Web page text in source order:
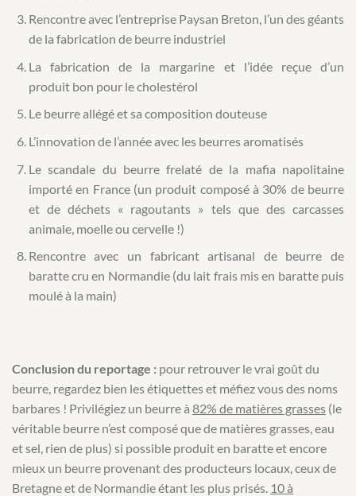
Rencontre avec l’entreprise Paysan Breton, l’un des géants
de la fabrication de beurre industriel
La fabrication de la margarine et l’idée reçue d’un
produit bon pour le cholestérol
Le beurre allégé et sa composition douteuse
L’innovation de l’année avec les beurres aromatisés
Le scandale du beurre frelaté de la mafia napolitaine
importé en France (un produit composé à 30% de beurre
et de déchets « ragoutants » tels que des carcasses
animale, moelle ou cervelle !)
Rencontre avec un fabricant artisanal de beurre de
baratte cru en Normandie (du lait frais mis en baratte puis
moulé à la main)
Conclusion du reportage : pour retrouver le vrai goût du
beurre, regardez bien les étiquettes et méfiez vous des noms
barbares ! Privilégiez un beurre à 82% de matières grasses (le
véritable beurre n’est composé que de matières grasses, eau
et sel, rien de plus) si possible produit en baratte et encore
mieux un beurre provenant des producteurs locaux, ceux de
Bretagne et de Normandie étant les plus prisés. 10 à